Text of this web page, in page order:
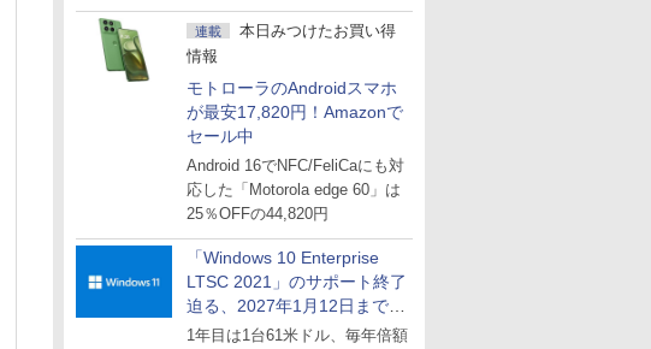
試してみた
連載
本日みつけたお買い得
情報
モトローラのAndroidスマホ
が最安17,820円！Amazonで
セール中
Android 16でNFC/FeliCaにも対
応した「Motorola edge 60」は
25％OFFの44,820円
「Windows 10 Enterprise
LTSC 2021」のサポート終了
迫る、2027年1月12日まで
～ESUは9月1日から販売
1年目は1台61米ドル、毎年倍額